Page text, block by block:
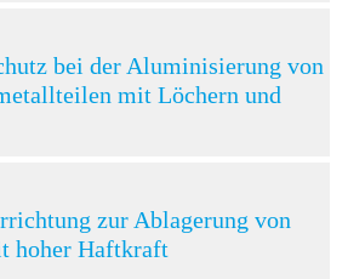
bei der Aluminisierung von
mit Löchern und
zur Ablagerung von
hoher Haftkraft